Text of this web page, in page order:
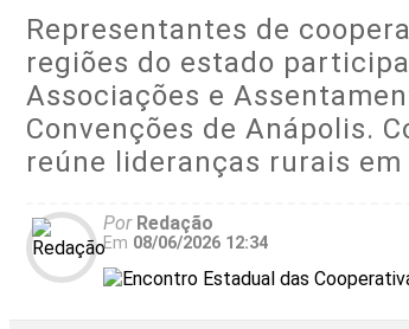
Representantes de
regiões do estado
Associações e
Convenções de Anápolis.
reúne lideranças rurais
PorRedação
Em 08/06/2026 12:34